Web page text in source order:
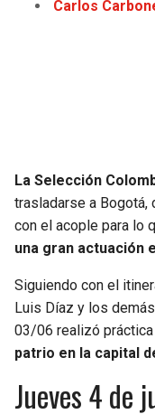
Carlos
La Selección
trasladarse a Bogotá,
con el acople para lo
una gran actuación
Siguiendo con el
Luis Díaz y los
03/06 realizó
patrio en la capital
Jueves 4 de